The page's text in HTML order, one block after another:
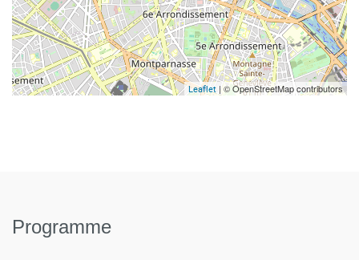
Leaflet | © OpenStreetMap contributors
Programme